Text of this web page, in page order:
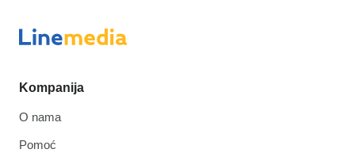
Kompanija
O nama
Pomoć